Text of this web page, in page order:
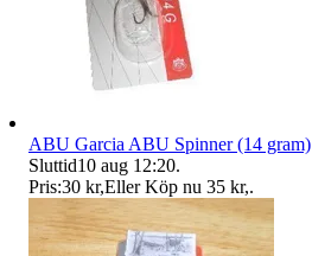
ABU Garcia ABU Spinner (14 gram)
Sluttid10 aug 12:20.
Pris:30 kr,Eller Köp nu 35 kr,.